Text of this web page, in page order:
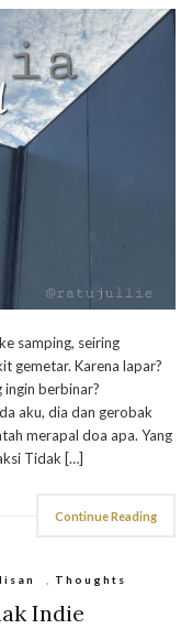
samping, seiring
gemetar. Karena lapar?
berbinar?
aku, dia dan gerobak
merapal doa apa. Yang
Tidak […]
Continue Reading
, Thoughts
Indie